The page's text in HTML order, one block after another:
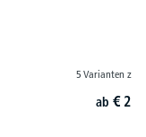
5 Varianten zur
ab €